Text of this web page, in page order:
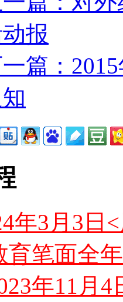
报
篇：
年3月3日
育笔面全
年11月